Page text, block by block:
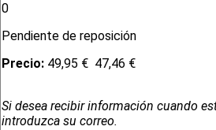
0
Pendiente de reposición
Precio: 49,95 € 47,46 €
Si desea recibir información cuando
introduzca su correo.